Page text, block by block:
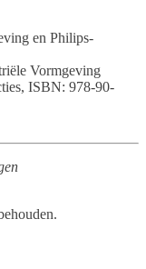
en Philips-
Vormgeving
ISBN: 978-90-